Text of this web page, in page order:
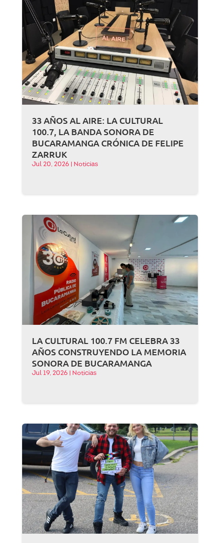
33 AÑOS AL AIRE: LA CULTURAL
100.7, LA BANDA SONORA DE
BUCARAMANGA CRÓNICA DE FELIPE
ZARRUK
Jul 20, 2026 Noticias
LA CULTURAL 100.7 FM CELEBRA 33
AÑOS CONSTRUYENDO LA MEMORIA
SONORA DE BUCARAMANGA
Jul 19, 2026 Noticias